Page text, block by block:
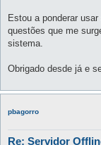
g
m
Estou a ponderar
questões que me
sistema.
Obrigado desde já e
pbagorro
Re: Servidor